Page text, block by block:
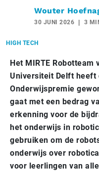
Wouter
30 JUNI 2026 3
HIGH TECH
Het MIRTE Robotteam
Universiteit Delft heeft
Onderwijspremie
gaat met een bedrag
erkenning voor de
het onderwijs in
gebruiken om de
onderwijs over
voor leerlingen van